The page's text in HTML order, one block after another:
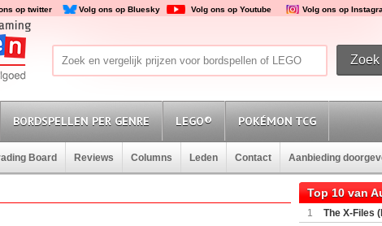
op twitter Volg ons op Bluesky Volg ons op Youtube Volg ons op
BORDSPELLEN PER GENRE LEGO® POKÉMON TCG
Board Reviews Columns Leden Contact Aanbieding
Top 10 van
1 The X-Files